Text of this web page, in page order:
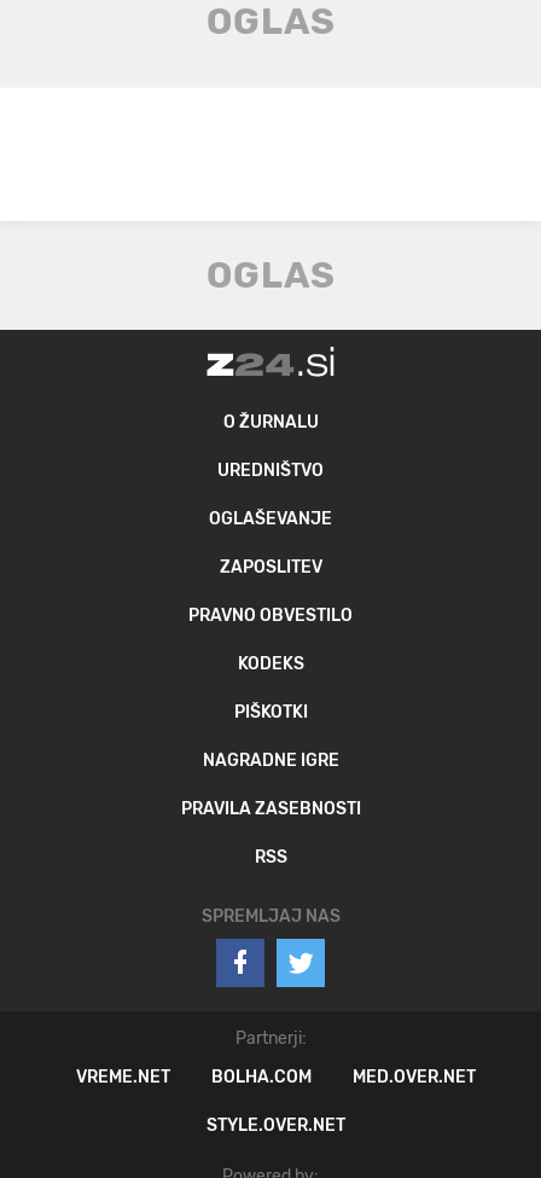
O ŽURNALU
UREDNIŠTVO
OGLAŠEVANJE
ZAPOSLITEV
PRAVNO OBVESTILO
KODEKS
PIŠKOTKI
NAGRADNE IGRE
PRAVILA ZASEBNOSTI
RSS
SPREMLJAJ NAS
Partnerji:
VREME.NET
BOLHA.COM MED.OVER.NET
STYLE.OVER.NET